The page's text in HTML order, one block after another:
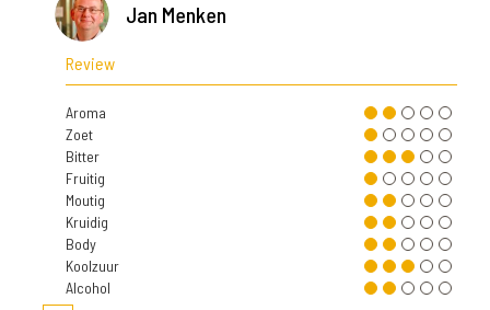
Jan Menken
Review
Aroma
Zoet
Bitter
Fruitig
Moutig
Kruidig
Body
Koolzuur
Alcohol